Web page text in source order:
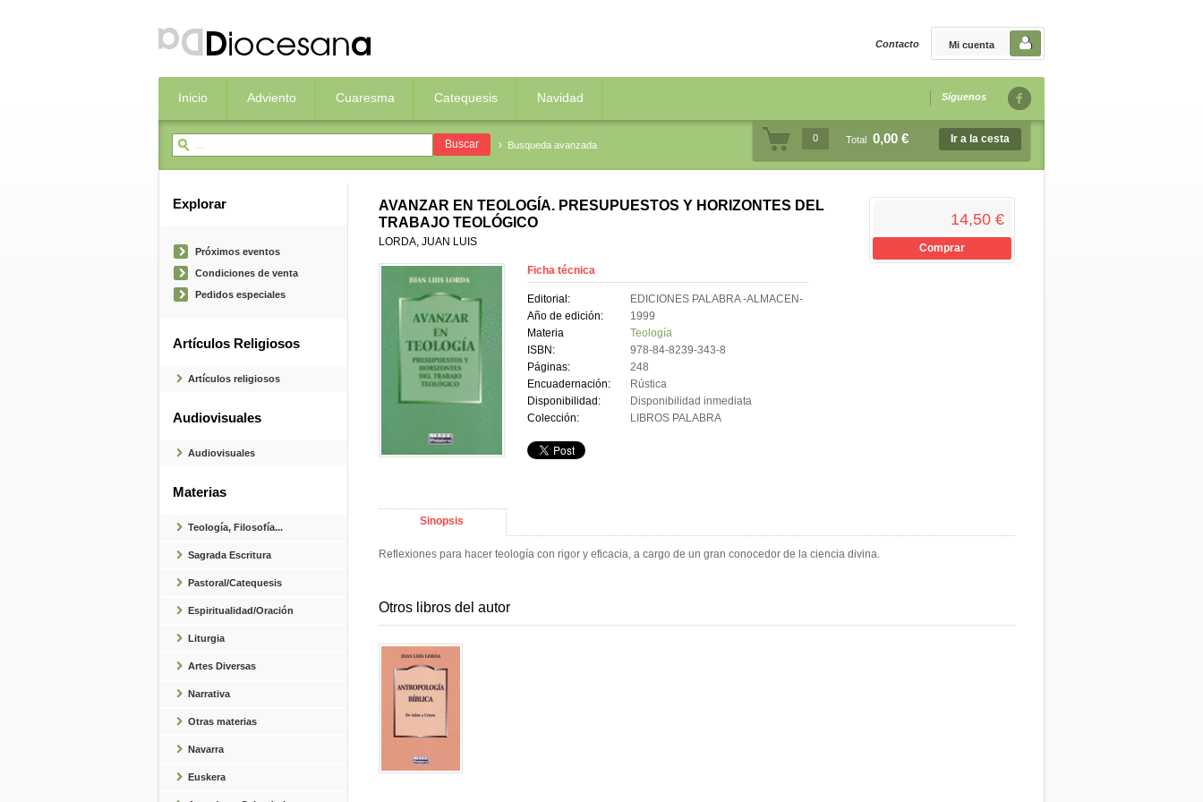
Mi cuenta
Contacto
Inicio Adviento Cuaresma Catequesis Navidad Síguenos
Busqueda avanzada
0 Total 0,00 € Ir a la cesta
Explorar
Próximos eventos
Condiciones de venta
Pedidos especiales
Artículos Religiosos
Artículos religiosos
Audiovisuales
Audiovisuales
Materias
Teología, Filosofía...
Sagrada Escritura
Pastoral/Catequesis
Espiritualidad/Oración
Liturgia
Artes Diversas
Narrativa
Otras materias
Navarra
Euskera
AVANZAR EN TEOLOGÍA. PRESUPUESTOS Y HORIZONTES DEL
TRABAJO TEOLÓGICO
LORDA, JUAN LUIS
Ficha técnica
Editorial:
EDICIONES PALABRA -ALMACEN-
Año de edición:
1999
Materia
Teología
ISBN:
978-84-8239-343-8
Páginas:
248
Encuadernación:
Rústica
Disponibilidad:
Disponibilidad inmediata
Colección:
LIBROS PALABRA
14,50 €
Comprar
Sinopsis
Reflexiones para hacer teología con rigor y eficacia, a cargo de un gran conocedor de la ciencia divina.
Otros libros del autor